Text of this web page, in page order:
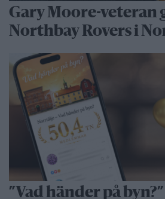
Gary Moore-veteran
Northbay Rovers i
”Vad händer på